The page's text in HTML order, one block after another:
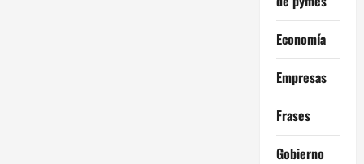
Economía
Empresas
Frases
Gobierno